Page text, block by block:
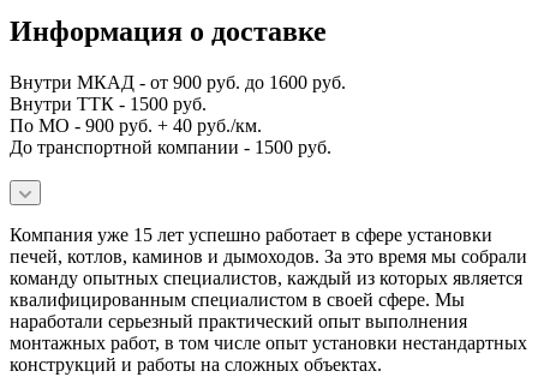
Информация о доставке
Внутри МКАД - от 900 руб. до 1600 руб.
Внутри ТТК - 1500 руб.
По МО - 900 руб. + 40 руб./км.
До транспортной компании - 1500 руб.
Компания уже 15 лет успешно работает в сфере установки
печей, котлов, каминов и дымоходов. За это время мы собрали
команду опытных специалистов, каждый из которых является
квалифицированным специалистом в своей сфере. Мы
наработали серьезный практический опыт выполнения
монтажных работ, в том числе опыт установки нестандартных
конструкций и работы на сложных объектах.